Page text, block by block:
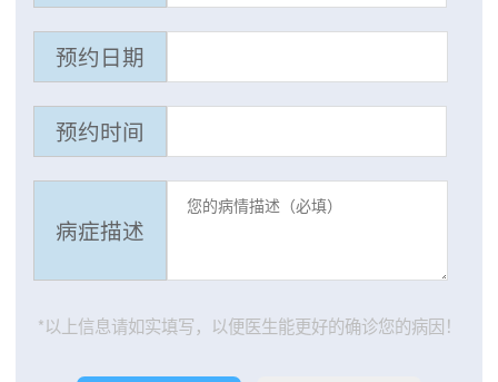
预约日期
预约时间
病症描述
*以上信息请如实填写，以便医生能更好的确诊您的病因！